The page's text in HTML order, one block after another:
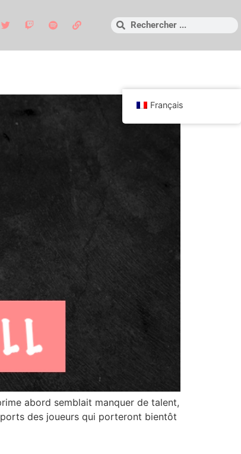
abord semblait manquer de talent,
des joueurs qui porteront bientôt
Français